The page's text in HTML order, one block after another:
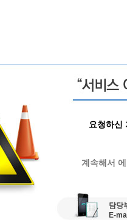
요청하신
계속해서
담당
E-